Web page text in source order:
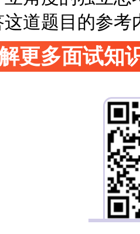
道题目的参考
更多面试知